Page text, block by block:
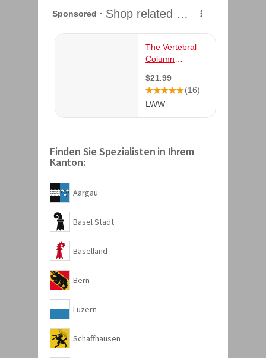
Finden Sie Spezialisten in Ihrem
Kanton:
Aargau
Basel Stadt
Baselland
Bern
Luzern
Schaffhausen